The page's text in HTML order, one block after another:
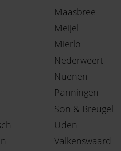
Maasbree
Meijel
Mierlo
Nederweert
Nuenen
Panningen
Son & Breugel
Uden
Valkenswaard